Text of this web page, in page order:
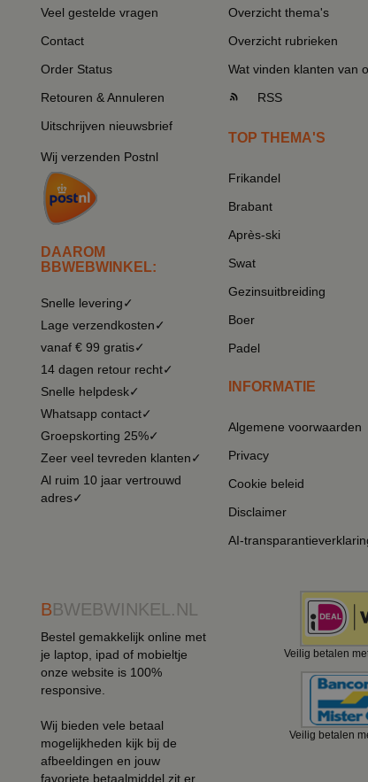
Veel gestelde vragen
Contact
Order Status
Retouren & Annuleren
Uitschrijven nieuwsbrief
Wij verzenden Postnl
DAAROM
BBWEBWINKEL:
Snelle levering✓
Lage verzendkosten✓
vanaf € 99 gratis✓
14 dagen retour recht✓
Snelle helpdesk✓
Whatsapp contact✓
Groepskorting 25%✓
Zeer veel tevreden klanten✓
Al ruim 10 jaar vertrouwd
adres✓
Overzicht thema's
Overzicht rubrieken
Wat vinden klanten van
RSS
TOP THEMA'S
Frikandel
Brabant
Après-ski
Swat
Gezinsuitbreiding
Boer
Padel
INFORMATIE
Algemene voorwaarden
Privacy
Cookie beleid
Disclaimer
AI-
BBWEBWINKEL.NL
Bestel gemakkelijk online met
je laptop, ipad of mobieltje
onze website is 100%
responsive.
Wij bieden vele betaal
mogelijkheden kijk bij de
afbeeldingen en jouw
favoriete betaalmiddel zit er
Veilig betalen
Veilig betalen